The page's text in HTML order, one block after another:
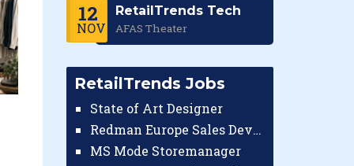
12
NOV
RetailTrends Tech
AFAS Theater
RetailTrends Jobs
State of Art Designer
Redman Europe Sales Developer (Europe)
MS Mode Storemanager